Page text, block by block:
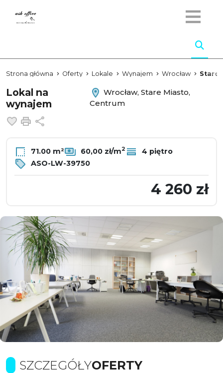
Strona główna Oferty Lokale Wynajem Wrocław Stare
Lokal na
wynajem
Wrocław, Stare Miasto,
Centrum
Dodaj do ulubionych
Drukuj
71.00 m² 60,00 zł/m2
4 piętro
ASO-LW-39750
4 260 zł
SZCZEGÓŁYOFERTY